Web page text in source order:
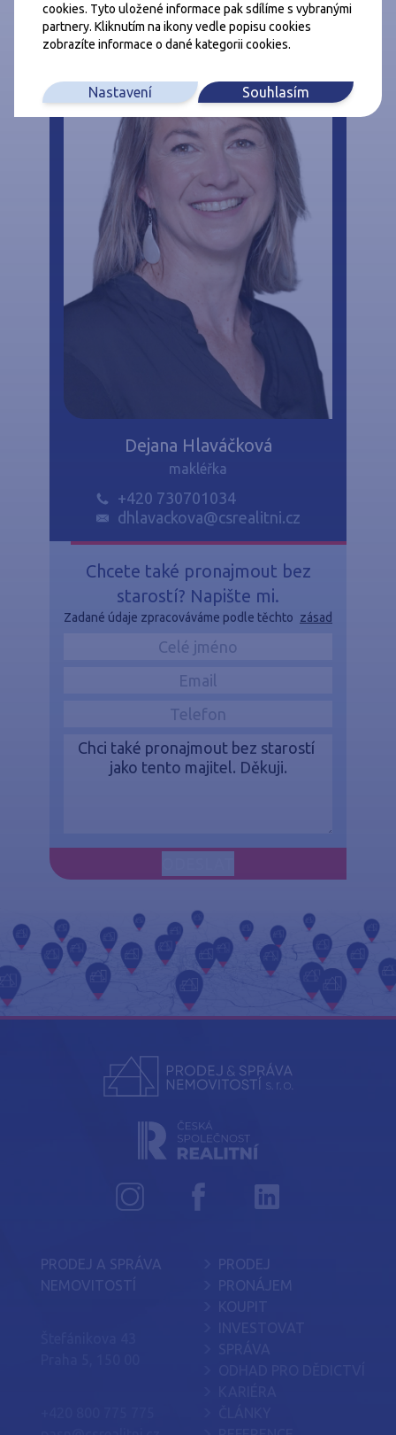
cookies. Tyto uložené informace pak sdílíme s vybranými
partnery. Kliknutím na ikony vedle popisu cookies
zobrazíte informace o dané kategorii cookies.
Nastavení Souhlasím
Dejana Hlaváčková
makléřka
+420 730701034
dhlavackova@csrealitni.cz
Chcete také pronajmout bez
starostí? Napište mi.
Zadané údaje zpracováváme podle těchto zásad
PRODEJ A SPRÁVA
NEMOVITOSTÍ
PRODEJ
PRONÁJEM
KOUPIT